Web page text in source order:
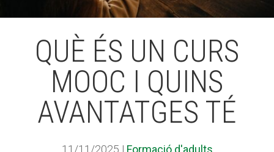
QUÈ ÉS UN CURS
MOOC I QUINS
AVANTATGES TÉ
11/11/2025 | Formació d'adults
CASES DE COLÒNIES
ACCIÓ SOCIAL I JOVES
ESPLAIS